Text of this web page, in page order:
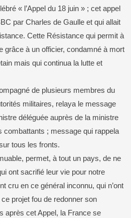
« l’Appel du 18 juin » ; cet appel
par Charles de Gaulle et qui allait
Cette Résistance qui permit à
grâce à un officier, condamné à mort
mais qui continua la lutte et
de plusieurs membres du
militaires, relaya le message
déléguée auprès de la ministre
combattants ; message qui rappela
tous les fronts.
permet, à tout un pays, de ne
ont sacrifié leur vie pour notre
cru en ce général inconnu, qui n’ont
projet fou de redonner son
après cet Appel, la France se